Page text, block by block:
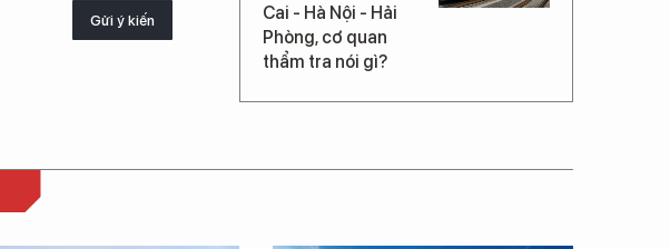
Gửi ý kiến
Cai - Hà Nội - Hải
Phòng, cơ quan
thẩm tra nói gì?